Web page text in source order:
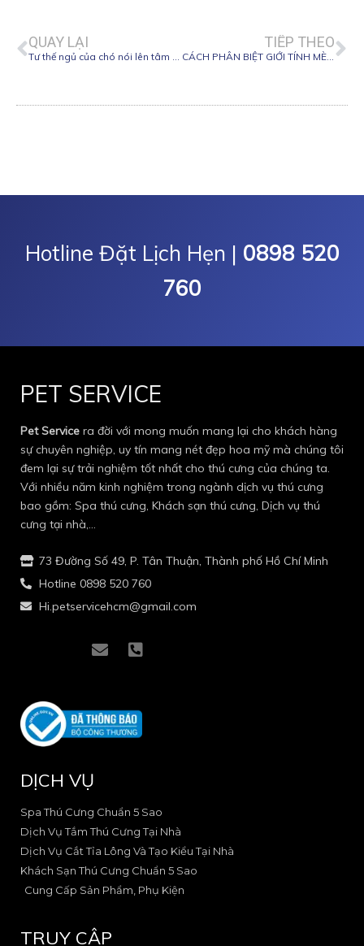
QUAY LẠI TIẾP THEO
CÁCH PHÂN BIỆT GIỚI TÍNH MÈO CON
Hotline Đặt Lịch Hẹn | 0898 520
760
PET SERVICE
Pet Service ra đời với mong muốn mang lại cho khách hàng
sự chuyên nghiệp, uy tín mang nét đẹp hoa mỹ mà chúng tôi
đem lại sự trải nghiệm tốt nhất cho thú cưng của chúng ta.
Với nhiều năm kinh nghiệm trong ngành dịch vụ thú cưng
bao gồm: Spa thú cưng, Khách sạn thú cưng, Dịch vụ thú
cưng tại nhà,…
73 Đường Số 49, P. Tân Thuận, Thành phố Hồ Chí Minh
Hotline 0898 520 760
Hi.petservicehcm@gmail.com
-
f
a
c
b
o
k
-
2
i
n
a
r
a
m
-
1
n
o
p
h
-
s
e
-
a
l
t
DỊCH VỤ
Spa Thú Cưng Chuẩn 5 Sao
Dịch Vụ Tắm Thú Cưng Tại Nhà
Dịch Vụ Cắt Tỉa Lông Và Tạo Kiểu Tại Nhà
Khách Sạn Thú Cưng Chuẩn 5 Sao
Cung Cấp Sản Phẩm, Phụ Kiện
TRUY CẬP